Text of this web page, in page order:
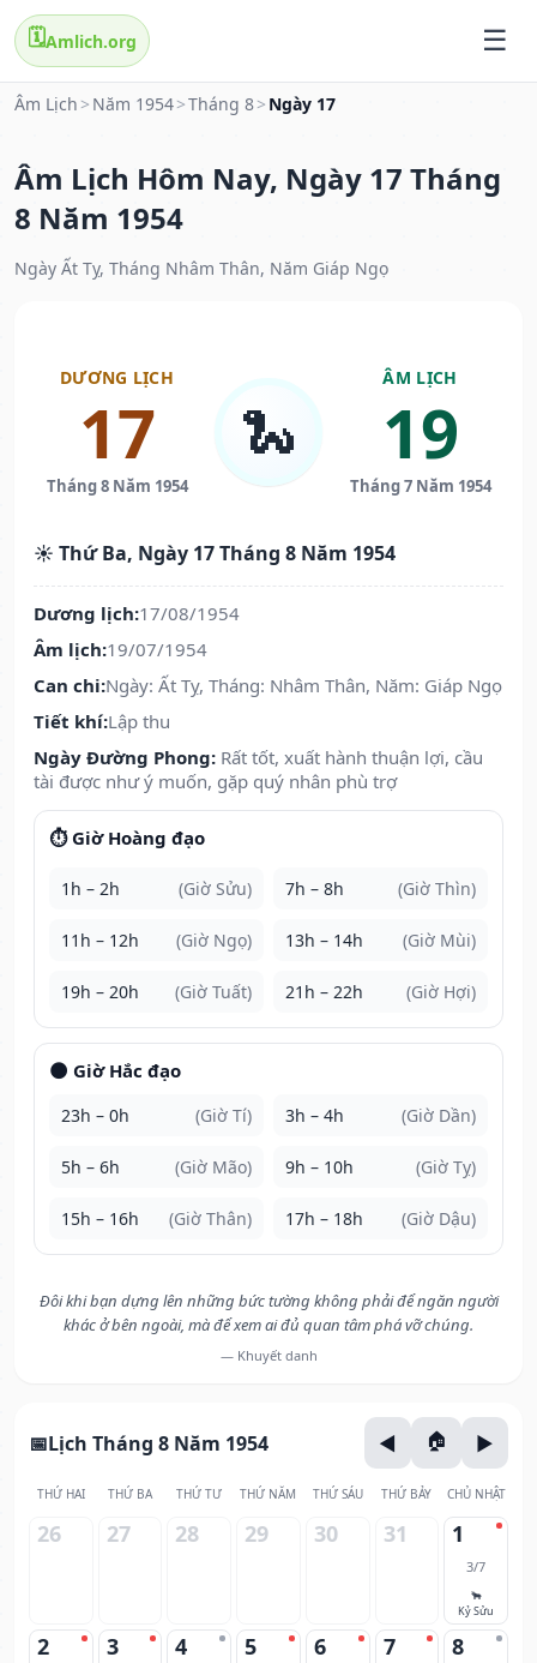
🗓️Amlich.org
Âm Lịch > Năm 1954>Tháng 8> Ngày 17
Âm Lịch Hôm Nay, Ngày 17 Tháng
8 Năm 1954
Ngày Ất Tỵ, Tháng Nhâm Thân, Năm Giáp Ngọ
DƯƠNG LỊCH
17
Tháng 8 Năm 1954
🐍
ÂM LỊCH
19
Tháng 7 Năm 1954
☀️ Thứ Ba, Ngày 17 Tháng 8 Năm 1954
Dương lịch:17/08/1954
Âm lịch:19/07/1954
Can chi:Ngày: Ất Tỵ, Tháng: Nhâm Thân, Năm: Giáp Ngọ
Tiết khí:Lập thu
Ngày Đường Phong: Rất tốt, xuất hành thuận lợi, cầu
tài được như ý muốn, gặp quý nhân phù trợ
⏱️ Giờ Hoàng đạo
1h – 2h (Giờ Sửu) 7h – 8h (Giờ Thìn)
11h – 12h (Giờ Ngọ) 13h – 14h (Giờ Mùi)
19h – 20h (Giờ Tuất) 21h – 22h (Giờ Hợi)
🌑 Giờ Hắc đạo
23h – 0h (Giờ Tí) 3h – 4h (Giờ Dần)
5h – 6h (Giờ Mão) 9h – 10h (Giờ Tỵ)
15h – 16h (Giờ Thân) 17h – 18h (Giờ Dậu)
Đôi khi bạn dựng lên những bức tường không phải để ngăn người
khác ở bên ngoài, mà để xem ai đủ quan tâm phá vỡ chúng.
— Khuyết danh
Lịch Tháng 8 Năm 1954
THỨ HAI THỨ BA THỨ TƯ THỨ NĂM THỨ SÁU THỨ BẢY CHỦ NHẬT
26 27 28 29 30 31 1
3/7
🐂
Kỷ Sửu
2 3 4 5 6 7 8